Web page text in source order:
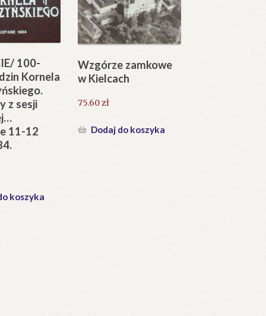
100-
Kornela
z sesji
11-12
koszyka
Wzgórze zamkowe
w Kielcach
75.60zł
Dodaj do koszyka